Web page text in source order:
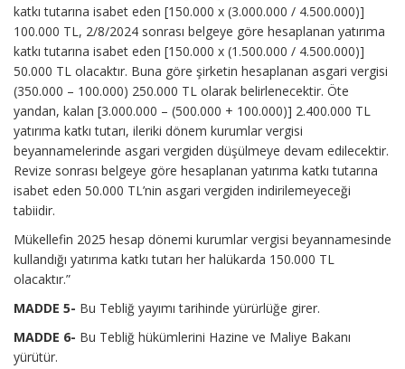
katkı tutarına isabet eden [150.000 x (3.000.000 / 4.500.000)]
100.000 TL, 2/8/2024 sonrası belgeye göre hesaplanan yatırıma
katkı tutarına isabet eden [150.000 x (1.500.000 / 4.500.000)]
50.000 TL olacaktır. Buna göre şirketin hesaplanan asgari vergisi
(350.000 – 100.000) 250.000 TL olarak belirlenecektir. Öte
yandan, kalan [3.000.000 – (500.000 + 100.000)] 2.400.000 TL
yatırıma katkı tutarı, ileriki dönem kurumlar vergisi
beyannamelerinde asgari vergiden düşülmeye devam edilecektir.
Revize sonrası belgeye göre hesaplanan yatırıma katkı tutarına
isabet eden 50.000 TL’nin asgari vergiden indirilemeyeceği
tabiidir.
Mükellefin 2025 hesap dönemi kurumlar vergisi beyannamesinde
kullandığı yatırıma katkı tutarı her halükarda 150.000 TL
olacaktır.”
MADDE 5- Bu Tebliğ yayımı tarihinde yürürlüğe girer.
MADDE 6- Bu Tebliğ hükümlerini Hazine ve Maliye Bakanı
yürütür.